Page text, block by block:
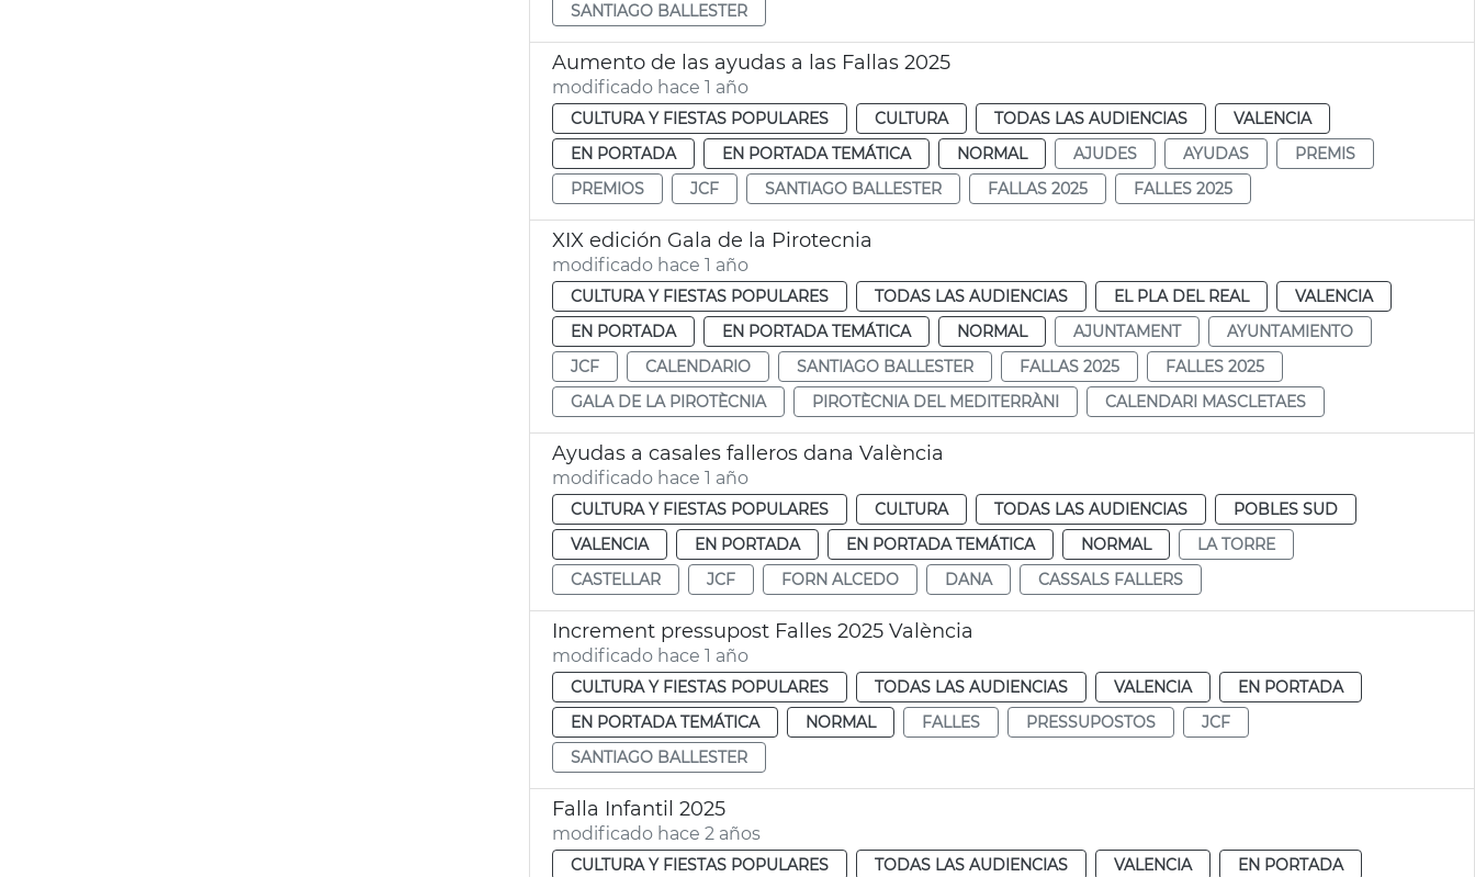
SANTIAGO BALLESTER
Aumento de las ayudas a las Fallas 2025
modificado hace 1 año
CULTURA Y FIESTAS POPULARES CULTURA TODAS LAS AUDIENCIAS
VALENCIA
EN PORTADA
EN PORTADA TEMÁTICA NORMAL AJUDES AYUDAS
PREMIS
PREMIOS
JCF SANTIAGO BALLESTER FALLAS 2025 FALLES 2025
XIX edición Gala de la Pirotecnia
modificado hace 1 año
CULTURA Y FIESTAS POPULARES TODAS LAS AUDIENCIAS EL PLA DEL REAL
VALENCIA
EN PORTADA
EN PORTADA TEMÁTICA NORMAL AJUNTAMENT
AYUNTAMIENTO
JCF
CALENDARIO SANTIAGO BALLESTER FALLAS 2025
FALLES 2025
GALA DE LA PIROTÈCNIA
PIROTÈCNIA DEL MEDITERRÀNI CALENDARI MASCLETAES
Ayudas a casales falleros dana València
modificado hace 1 año
CULTURA Y FIESTAS POPULARES CULTURA TODAS LAS AUDIENCIAS
POBLES SUD
VALENCIA
EN PORTADA EN PORTADA TEMÁTICA NORMAL
LA TORRE
CASTELLAR
JCF FORN ALCEDO DANA CASSALS FALLERS
Increment pressupost Falles 2025 València
modificado hace 1 año
CULTURA Y FIESTAS POPULARES TODAS LAS AUDIENCIAS VALENCIA
EN PORTADA
EN PORTADA TEMÁTICA
NORMAL FALLES PRESSUPOSTOS
JCF
SANTIAGO BALLESTER
Falla Infantil 2025
modificado hace 2 años
CULTURA Y FIESTAS POPULARES TODAS LAS AUDIENCIAS VALENCIA EN PORTADA